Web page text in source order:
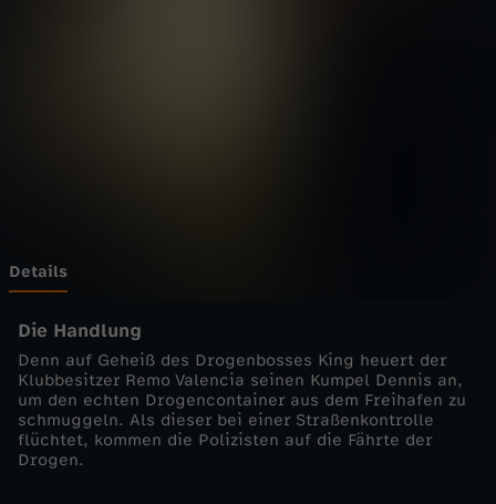
a
n
t
e
Details
Die Handlung
Denn auf Geheiß des Drogenbosses King heuert der
Klubbesitzer Remo Valencia seinen Kumpel Dennis an,
um den echten Drogencontainer aus dem Freihafen zu
schmuggeln. Als dieser bei einer Straßenkontrolle
flüchtet, kommen die Polizisten auf die Fährte der
Drogen.